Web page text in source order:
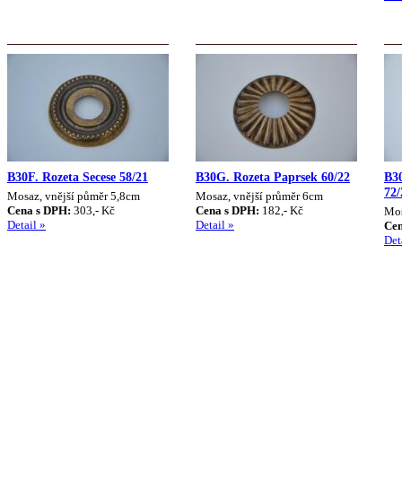
B30F. Rozeta Secese 58/21
Mosaz, vnější půměr 5,8cm
Cena s DPH: 303,- Kč
Detail »
B30G. Rozeta Paprsek 60/22
Mosaz, vnější průměr 6cm
Cena s DPH: 182,- Kč
Detail »